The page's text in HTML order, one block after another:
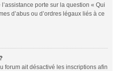
porte sur la question « Qui
d’abus ou d’ordres légaux liés à ce
forum ait désactivé les inscriptions afin